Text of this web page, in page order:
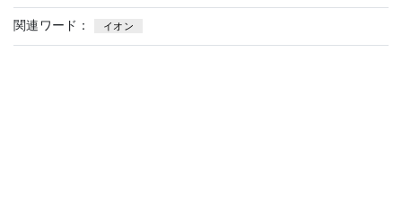
関連ワード： イオン